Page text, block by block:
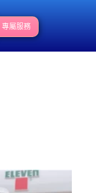
專屬服務